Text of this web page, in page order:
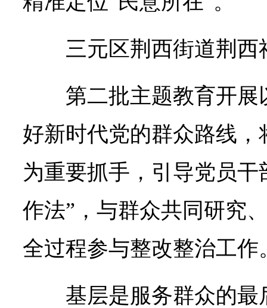
三元区荆西街道荆西
第二批主题教育开
好新时代党的群众路线，
为重要抓手，引导党员干
作法”，与群众共同研究
全过程参与整改整治工作
基层是服务群众的